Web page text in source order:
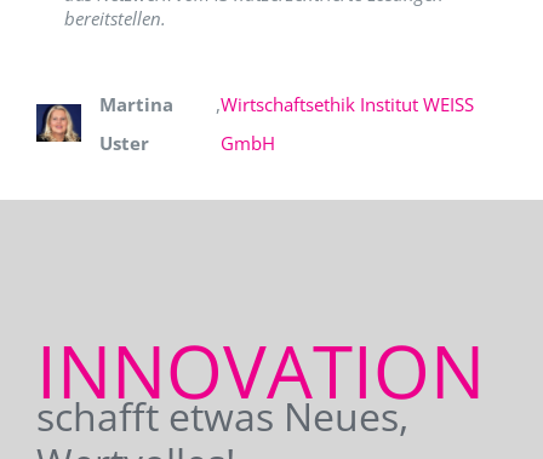
bereitstellen.
Martina
Uster
,Wirtschaftsethik Institut WEISS
GmbH
INNOVATION
schafft etwas Neues,